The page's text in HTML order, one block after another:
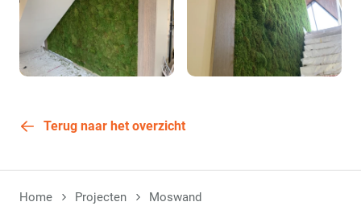
Terug naar het overzicht
Home Projecten Moswand